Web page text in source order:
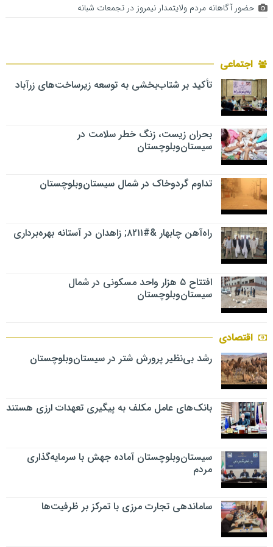
حضور آگاهانه مردم ولایتمدار نیمروز در تجمعات شبانه
اجتماعی
تأکید بر شتاب‌بخشی به توسعه زیرساخت‌های زرآباد
بحران زیست، زنگ خطر سلامت در
سیستان‌وبلوچستان
تداوم گردوخاک در شمال سیستان‌وبلوچستان
راه‌آهن چابهار &#۸۲۱۱; زاهدان در آستانه بهره‌برداری
افتتاح ۵ هزار واحد مسکونی در شمال
سیستان‌وبلوچستان
اقتصادی
رشد بی‌نظیر پرورش شتر در سیستان‌وبلوچستان
بانک‌های عامل مکلف به پیگیری تعهدات ارزی هستند
سیستان‌وبلوچستان آماده جهش با سرمایه‌گذاری
مردم
ساماندهی تجارت مرزی با تمرکز بر ظرفیت‌ها